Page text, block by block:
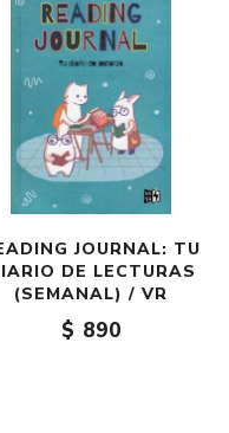
JOURNAL: TU
DE LECTURAS
(SEMANAL) / VR
$ 890